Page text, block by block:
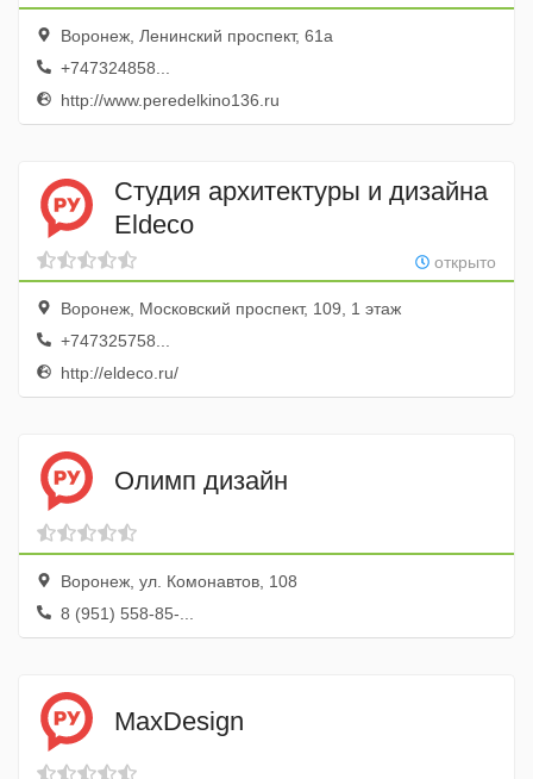
Воронеж, Ленинский проспект, 61а
+747324858...
http://www.peredelkino136.ru
Студия архитектуры и дизайна
Eldeco
открыто
Воронеж, Московский проспект, 109, 1 этаж
+747325758...
http://eldeco.ru/
Олимп дизайн
Воронеж, ул. Комонавтов, 108
8 (951) 558-85-...
MaxDesign